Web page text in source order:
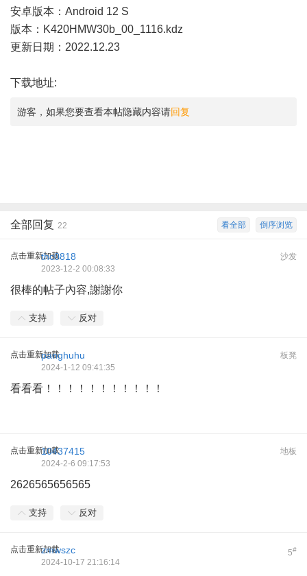
安卓版本：Android 12 S
版本：K420HMW30b_00_1116.kdz
更新日期：2022.12.23
下载地址:
游客，如果您要查看本帖隐藏内容请回复
倒序浏览
看全部
全部回复 22
点击重新加载 沙发
thc0818
2023-12-2 00:08:33
很棒的帖子內容,謝謝你
支持 反对
点击重新加载 板凳
panghuhu
2024-1-12 09:41:35
看看看！！！！！！！！！！！
点击重新加载 地板
10437415
2024-2-6 09:17:53
2626565656565
支持 反对
点击重新加载 5#
zmwszc
2024-10-17 21:16:14